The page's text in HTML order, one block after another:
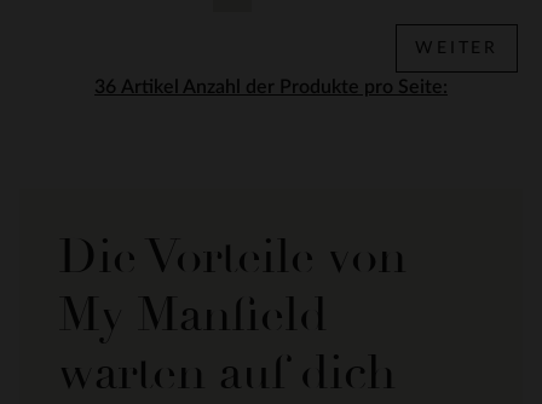
Anzahl der Produkte pro Seite:
WEITER
Die Vorteile von
My Manfield
warten auf dich